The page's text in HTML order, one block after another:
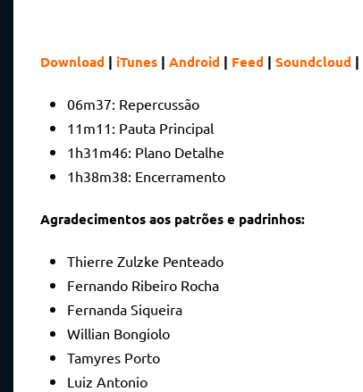
Download | iTunes | Android | Feed | Soundcloud |
06m37: Repercussão
11m11: Pauta Principal
1h31m46: Plano Detalhe
1h38m38: Encerramento
Agradecimentos aos patrões e padrinhos:
Thierre Zulzke Penteado
Fernando Ribeiro Rocha
Fernanda Siqueira
Willian Bongiolo
Tamyres Porto
Luiz Antonio